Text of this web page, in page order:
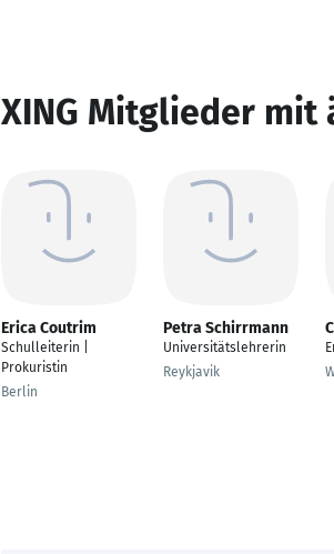
XING Mitglieder mit
Erica Coutrim
Schulleiterin |
Prokuristin
Berlin
Petra Schirrmann
Universitätslehrerin
Reykjavik